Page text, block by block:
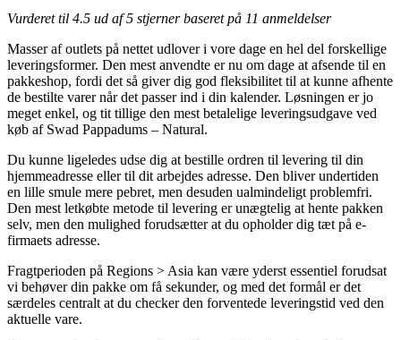
Vurderet til 4.5 ud af 5 stjerner baseret på 11 anmeldelser
Masser af outlets på nettet udlover i vore dage en hel del forskellige
leveringsformer. Den mest anvendte er nu om dage at afsende til en
pakkeshop, fordi det så giver dig god fleksibilitet til at kunne afhente
de bestilte varer når det passer ind i din kalender. Løsningen er jo
meget enkel, og tit tillige den mest betalelige leveringsudgave ved
køb af Swad Pappadums – Natural.
Du kunne ligeledes udse dig at bestille ordren til levering til din
hjemmeadresse eller til dit arbejdes adresse. Den bliver undertiden
en lille smule mere pebret, men desuden ualmindeligt problemfri.
Den mest letkøbte metode til levering er unægtelig at hente pakken
selv, men den mulighed forudsætter at du opholder dig tæt på e-
firmaets adresse.
Fragtperioden på Regions > Asia kan være yderst essentiel forudsat
vi behøver din pakke om få sekunder, og med det formål er det
særdeles centralt at du checker den forventede leveringstid ved den
aktuelle vare.